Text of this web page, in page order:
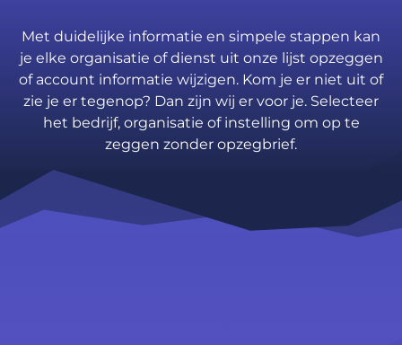
Met duidelijke informatie en simpele stappen kan
je elke organisatie of dienst uit onze lijst opzeggen
of account informatie wijzigen. Kom je er niet uit of
zie je er tegenop? Dan zijn wij er voor je. Selecteer
het bedrijf, organisatie of instelling om op te
zeggen zonder opzegbrief.